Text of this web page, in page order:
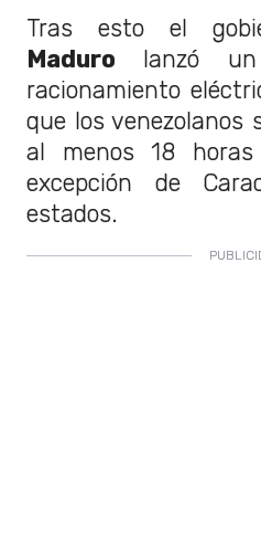
Tras esto el
Maduro lanzó un
racionamiento
que los venezolanos
al menos 18
excepción de
estados.